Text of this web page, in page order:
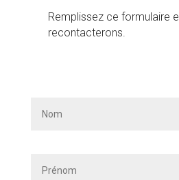
Remplissez ce formulaire
recontacterons.